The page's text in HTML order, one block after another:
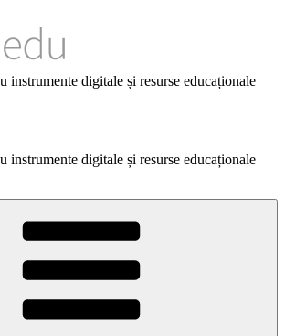
instrumente digitale și resurse educaționale
instrumente digitale și resurse educaționale